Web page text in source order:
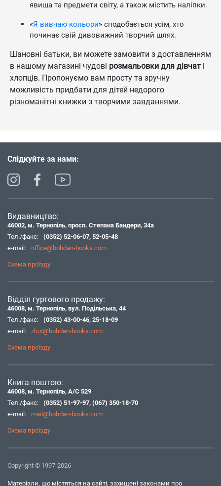
явища та предмети світу, а також містить наліпки.
«Я вивчаю кольори» сподобається усім, хто
починає свій дивовижний творчий шлях.
Шановні батьки, ви можете замовити з доставленням
в нашому магазині чудові розмальовки для дівчат і
хлопців. Пропонуємо вам просту та зручну
можливість придбати для дітей недорого
різноманітні книжки з творчими завданнями.
Слідкуйте за нами:
Видавництво:
46002, м. Тернопіль, просп. Степана Бандери, 34а
Тел./факс:
(0352) 52-06-07, 52-05-48
e-mail:
office@bohdan-books.com
Схема проїзду
Відділ гуртового продажу:
46008, м. Тернопіль, вул. Подільська, 44
Тел./факс:
(0352) 43-00-46, 25-18-09
e-mail:
zbut@bohdan-books.com
Схема проїзду
Книга поштою:
46008, м. Тернопіль, А/С 529
Тел./факс:
(0352) 51-97-97, (067) 350-18-70
e-mail:
mail@bohdan-books.com
Схема проїзду
Copyright © 1997-2026
Матеріали, що містяться на сайті, захищені законами про